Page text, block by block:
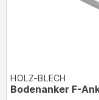
HOLZ-BLECH
Bodenanker F-